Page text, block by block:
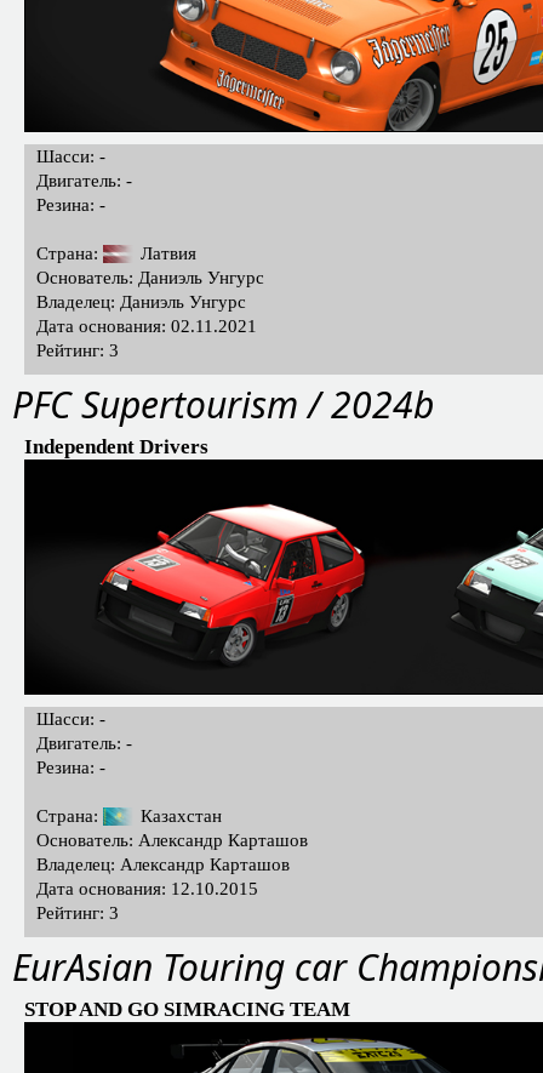
Шасси: -
Двигатель: -
Резина: -
Страна:
Латвия
Основатель: Даниэль Унгурс
Владелец: Даниэль Унгурс
Дата основания: 02.11.2021
Рейтинг: 3
PFC Supertourism / 2024b
Independent Drivers
Шасси: -
Двигатель: -
Резина: -
Страна:
Казахстан
Основатель: Александр Карташов
Владелец: Александр Карташов
Дата основания: 12.10.2015
Рейтинг: 3
EurAsian Touring car
STOP AND GO SIMRACING TEAM